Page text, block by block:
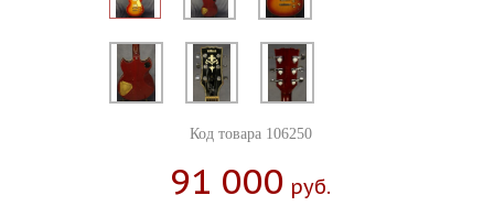
Код товара 106250
91 000 Руб.